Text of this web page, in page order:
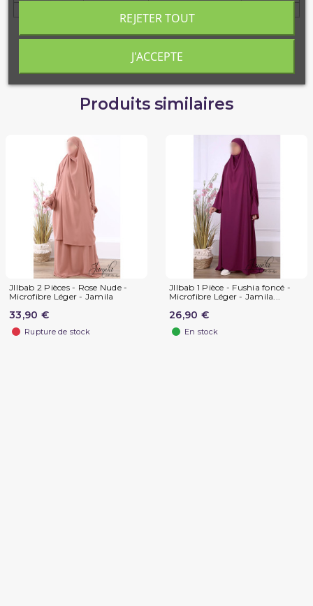
Produits similaires
JIlbab 2 Pièces - Rose Nude -
Microfibre Léger - Jamila
33,90 €
Rupture de stock
JIlbab 1 Pièce - Fushia foncé -
Microfibre Léger - Jamila...
26,90 €
En stock
REJETER TOUT
J'ACCEPTE